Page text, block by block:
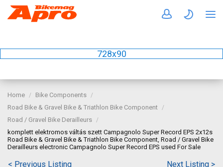
728x90
Home
Bike Components
Road Bike & Gravel Bike & Triathlon Bike Component
Road / Gravel Bike Derailleurs
komplett elektromos váltás szett Campagnolo Super Record EPS 2x12s
Road Bike & Gravel Bike & Triathlon Bike Component, Road / Gravel Bike
Derailleurs electronic Campagnolo Super Record EPS used For Sale
< Previous Listing Next Listing >